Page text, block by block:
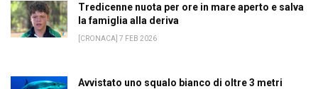
Tredicenne nuota per ore in mare aperto e salva
la famiglia alla deriva
[CRONACA] 7 FEB 2026
Avvistato uno squalo bianco di oltre 3 metri